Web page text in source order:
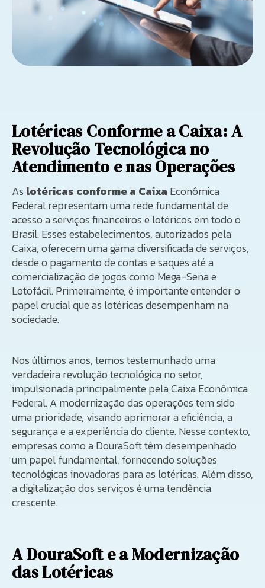
Lotéricas Conforme a Caixa: A
Revolução Tecnológica no
Atendimento e nas Operações
As lotéricas conforme a Caixa Econômica
Federal representam uma rede fundamental de
acesso a serviços financeiros e lotéricos em todo o
Brasil. Esses estabelecimentos, autorizados pela
Caixa, oferecem uma gama diversificada de serviços,
desde o pagamento de contas e saques até a
comercialização de jogos como Mega-Sena e
Lotofácil. Primeiramente, é importante entender o
papel crucial que as lotéricas desempenham na
sociedade.
Nos últimos anos, temos testemunhado uma
verdadeira revolução tecnológica no setor,
impulsionada principalmente pela Caixa Econômica
Federal. A modernização das operações tem sido
uma prioridade, visando aprimorar a eficiência, a
segurança e a experiência do cliente. Nesse contexto,
empresas como a DouraSoft têm desempenhado
um papel fundamental, fornecendo soluções
tecnológicas inovadoras para as lotéricas. Além disso,
a digitalização dos serviços é uma tendência
crescente.
A DouraSoft e a Modernização
das Lotéricas